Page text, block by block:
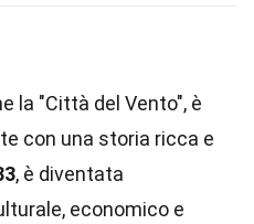
la "Città del Vento", è
con una storia ricca e
, è diventata
economico e